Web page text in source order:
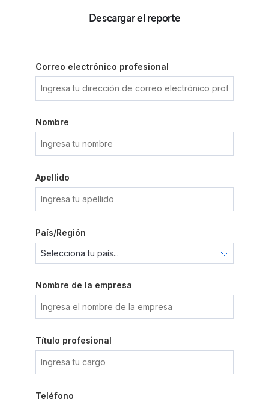
Descargar el reporte
Correo electrónico profesional
Nombre
Apellido
País/Región
Nombre de la empresa
Título profesional
Teléfono